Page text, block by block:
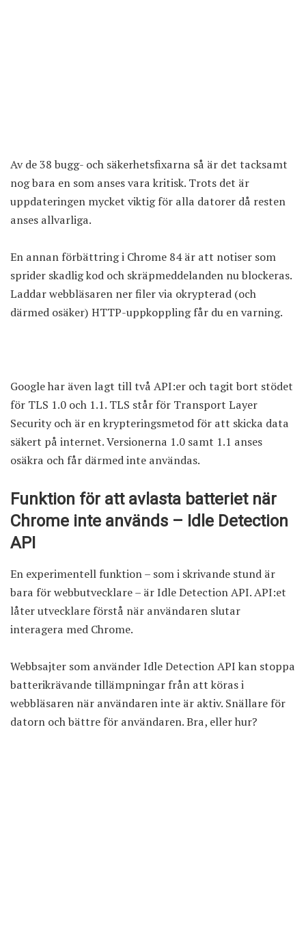
Av de 38 bugg- och säkerhetsfixarna så är det tacksamt
nog bara en som anses vara kritisk. Trots det är
uppdateringen mycket viktig för alla datorer då resten
anses allvarliga.
En annan förbättring i Chrome 84 är att notiser som
sprider skadlig kod och skräpmeddelanden nu blockeras.
Laddar webbläsaren ner filer via okrypterad (och
därmed osäker) HTTP-uppkoppling får du en varning.
Google har även lagt till två API:er och tagit bort stödet
för TLS 1.0 och 1.1. TLS står för Transport Layer
Security och är en krypteringsmetod för att skicka data
säkert på internet. Versionerna 1.0 samt 1.1 anses
osäkra och får därmed inte användas.
Funktion för att avlasta batteriet när
Chrome inte används – Idle Detection
API
En experimentell funktion – som i skrivande stund är
bara för webbutvecklare – är Idle Detection API. API:et
låter utvecklare förstå när användaren slutar
interagera med Chrome.
Webbsajter som använder Idle Detection API kan stoppa
batterikrävande tillämpningar från att köras i
webbläsaren när användaren inte är aktiv. Snällare för
datorn och bättre för användaren. Bra, eller hur?